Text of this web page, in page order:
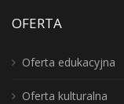
OFERTA
Oferta edukacyjna
Oferta kulturalna